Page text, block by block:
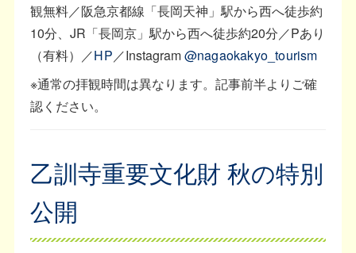
観無料／阪急京都線「長岡天神」駅から西へ徒歩約
10分、JR「長岡京」駅から西へ徒歩約20分／Pあり
（有料）／HP／Instagram@nagaokakyo_tourism
※通常の拝観時間は異なります。記事前半よりご確
認ください。
乙訓寺重要文化財 秋の特別
公開